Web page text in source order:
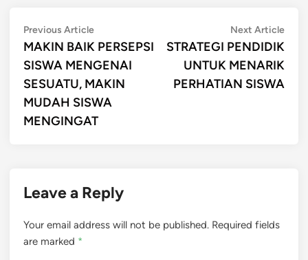
Post
navigation
Previous ArticlePrevious
article:
MAKIN BAIK PERSEPSI
SISWA MENGENAI
SESUATU, MAKIN
MUDAH SISWA
MENGINGAT
Next ArticleNext
STRATEGI PENDIDIK
UNTUK MENARIK
PERHATIAN SISWA
Leave a Reply
Your email address will not be published. Required fields
are marked *